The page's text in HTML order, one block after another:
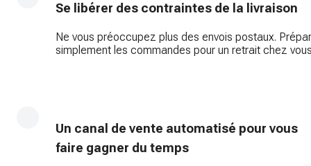
Se libérer des contraintes de la livraison
Ne vous préoccupez plus des envois postaux.
simplement les commandes pour un retrait chez
Un canal de vente automatisé pour vous
faire gagner du temps